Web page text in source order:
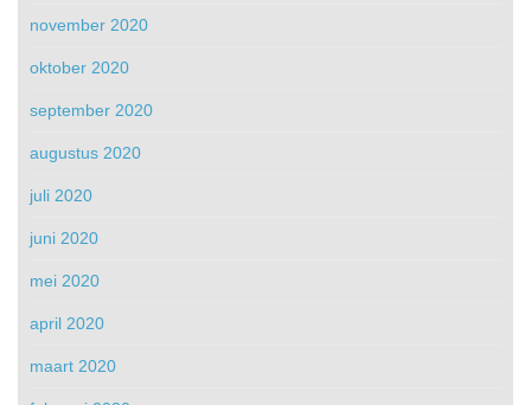
november 2020
oktober 2020
september 2020
augustus 2020
juli 2020
juni 2020
mei 2020
april 2020
maart 2020